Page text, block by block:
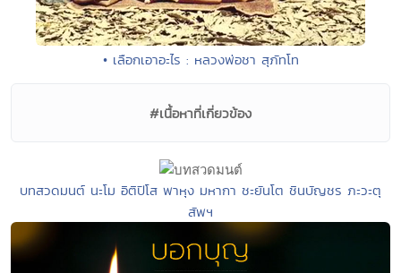
• เลือกเอาอะไร : หลวงพ่อชา สุภัทโท
#เนื้อหาที่เกี่ยวข้อง
บทสวดมนต์ นะโม อิติปิโส พาหุง มหากา ชะยันโต ชินบัญชร ภะวะตุ
สัพฯ